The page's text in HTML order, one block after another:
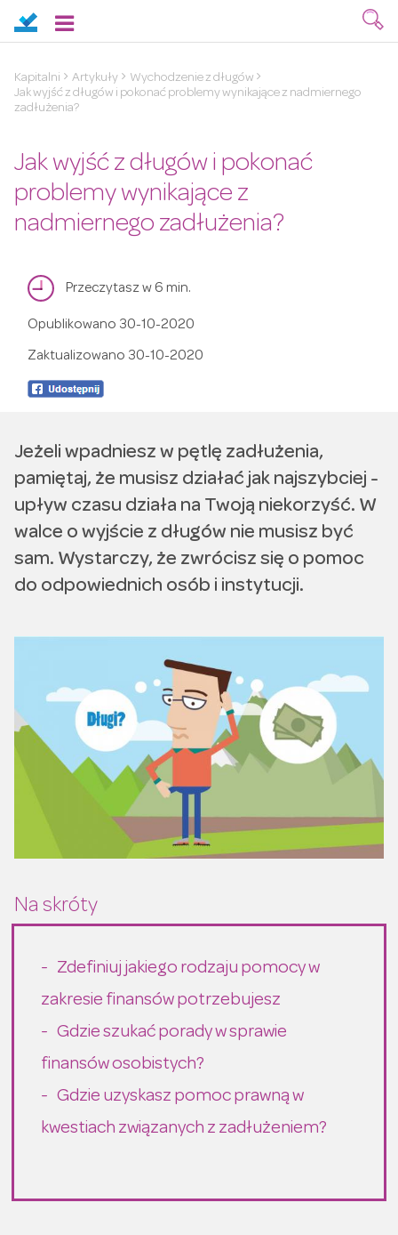
Kapitalni Artykuły
Wychodzenie z długów
Jak wyjść z długów i pokonać problemy wynikające z nadmiernego
zadłużenia?
Jak wyjść z długów i pokonać
problemy wynikające z
nadmiernego zadłużenia?
Przeczytasz w 6 min.
Opublikowano 30-10-2020
Zaktualizowano 30-10-2020
Jeżeli wpadniesz w pętlę zadłużenia,
pamiętaj, że musisz działać jak najszybciej -
upływ czasu działa na Twoją niekorzyść. W
walce o wyjście z długów nie musisz być
sam. Wystarczy, że zwrócisz się o pomoc
do odpowiednich osób i instytucji.
Zdefiniuj jakiego rodzaju pomocy w
zakresie finansów potrzebujesz
Gdzie szukać porady w sprawie
finansów osobistych?
Gdzie uzyskasz pomoc prawną w
kwestiach związanych z zadłużeniem?